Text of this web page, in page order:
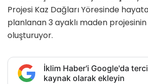
Projesi Kaz Dağları Yöresinde
planlanan 3 ayaklı maden
oluşturuyor.
İklim Haber'i Google'da
kaynak olarak ekleyin